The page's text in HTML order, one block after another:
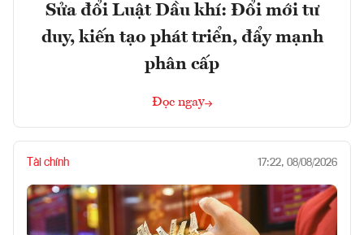
Sửa đổi Luật Dầu khí: Đổi mới tư
duy, kiến tạo phát triển, đẩy mạnh
phân cấp
Đọc ngay
Tài chính 17:22, 08/08/2026